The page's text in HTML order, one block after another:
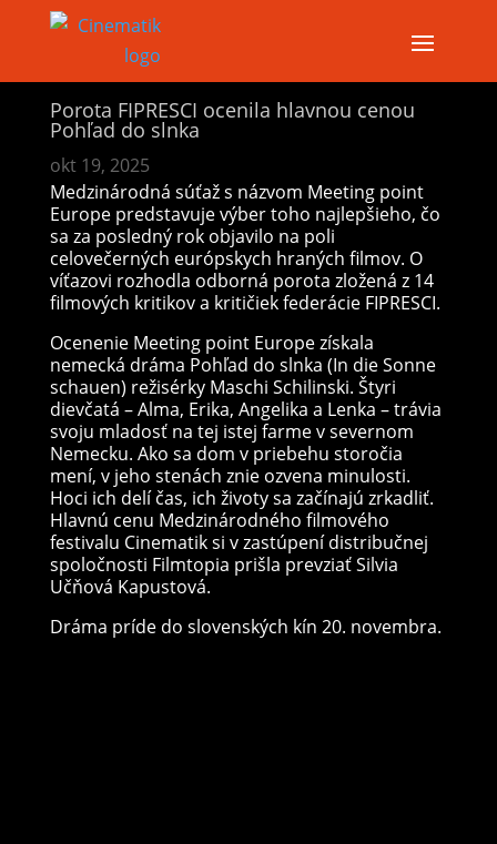
Porota FIPRESCI ocenila hlavnou cenou
Pohľad do slnka
okt 19, 2025
Medzinárodná súťaž s názvom Meeting point
Europe predstavuje výber toho najlepšieho, čo
sa za posledný rok objavilo na poli
celovečerných európskych hraných filmov. O
víťazovi rozhodla odborná porota zložená z 14
filmových kritikov a kritičiek federácie FIPRESCI.
Ocenenie Meeting point Europe získala
nemecká dráma Pohľad do slnka (In die Sonne
schauen) režisérky Maschi Schilinski. Štyri
dievčatá – Alma, Erika, Angelika a Lenka – trávia
svoju mladosť na tej istej farme v severnom
Nemecku. Ako sa dom v priebehu storočia
mení, v jeho stenách znie ozvena minulosti.
Hoci ich delí čas, ich životy sa začínajú zrkadliť.
Hlavnú cenu Medzinárodného filmového
festivalu Cinematik si v zastúpení distribučnej
spoločnosti Filmtopia prišla prevziať Silvia
Učňová Kapustová.
Dráma príde do slovenských kín 20. novembra.